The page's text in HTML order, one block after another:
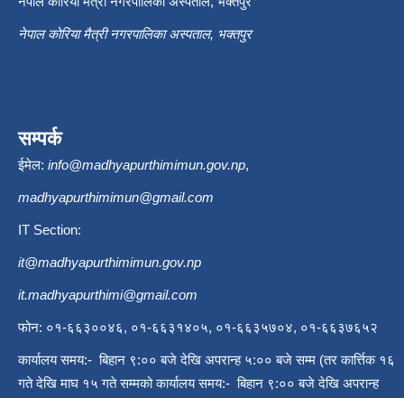
नेपाल कोरिया मैत्री नगरपालिका अस्पताल, भक्तपुर
सम्पर्क
ईमेल: info@madhyapurthimimun.gov.np,
madhyapurthimimun@gmail.com
IT Section:
it@madhyapurthimimun.gov.np
it.madhyapurthimi@gmail.com
फोन: ०१-६६३००४६, ०१-६६३१४०५, ०१-६६३५७०४, ०१-६६३७६५२
कार्यालय समय:- बिहान ९:०० बजे देखि अपरान्ह ५:०० बजे सम्म (तर कार्त्तिक १६
गते देखि माघ १५ गते सम्मको कार्यालय समय:- बिहान ९:०० बजे देखि अपरान्ह